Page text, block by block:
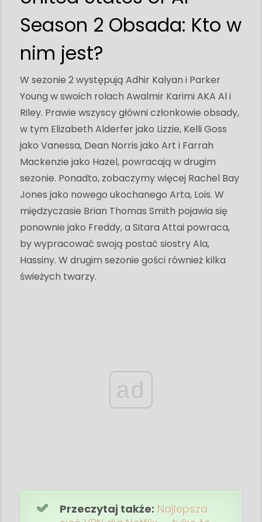
Season 2 Obsada: Kto w
nim jest?
W sezonie 2 występują Adhir Kalyan i Parker
Young w swoich rolach Awalmir Karimi AKA Al i
Riley. Prawie wszyscy główni członkowie obsady,
w tym Elizabeth Alderfer jako Lizzie, Kelli Goss
jako Vanessa, Dean Norris jako Art i Farrah
Mackenzie jako Hazel, powracają w drugim
sezonie. Ponadto, zobaczymy więcej Rachel Bay
Jones jako nowego ukochanego Arta, Lois. W
międzyczasie Brian Thomas Smith pojawia się
ponownie jako Freddy, a Sitara Attai powraca,
by wypracować swoją postać siostry Ala,
Hassiny. W drugim sezonie gości również kilka
świeżych twarzy.
ad
Przeczytaj także: Najlepsza